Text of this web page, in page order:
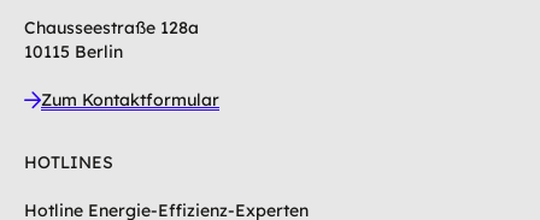
Chausseestraße 128a
10115 Berlin
Zum Kontaktformular
HOTLINES
Hotline Energie-Effizienz-Experten